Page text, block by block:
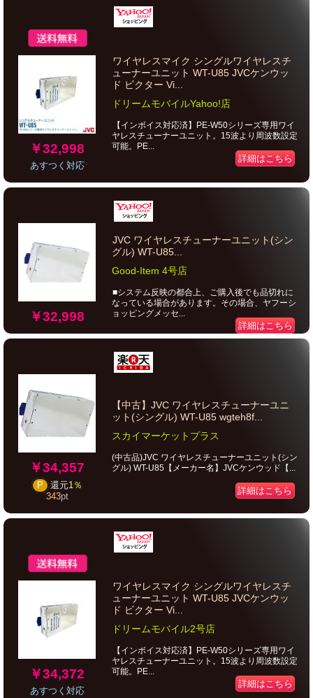
￥32,998
あすつく対応
ワイヤレスマイク シングルワイヤレスチ
ューナーユニット WT-U85 JVCケンウッ
ド ビクター Vi...
ドリームモバイルYahoo!店
【インボイス対応済】PE-W50シリーズ専用ワイ
ヤレスチューナーユニット。15波より周波数設定
可能。PE...
詳細はこちら
￥32,998
JVC ワイヤレスチューナーユニット(シン
グル) WT-U85...
Good-Item 4号店
■システム反映の都合上、ご購入後でも品切れに
なっている場合があります。その場合、ヤフーシ
ョッピングメッセ...
詳細はこちら
￥34,357
P 還元1％
343pt
【中古】JVC ワイヤレスチューナーユニ
ット(シングル) WT-U85 wgteh8f...
スカイマーケットプラス
(中古品)JVC ワイヤレスチューナーユニット(シン
グル) WT-U85【メーカー名】JVCケンウッド【...
詳細はこちら
￥34,372
あすつく対応
ワイヤレスマイク シングルワイヤレスチ
ューナーユニット WT-U85 JVCケンウッ
ド ビクター Vi...
ドリームモバイル2号店
【インボイス対応済】PE-W50シリーズ専用ワイ
ヤレスチューナーユニット。15波より周波数設定
可能。PE...
詳細はこちら